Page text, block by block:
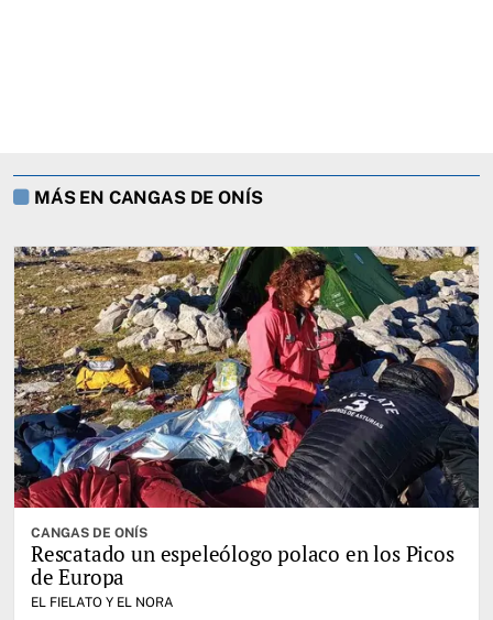
MÁS EN CANGAS DE ONÍS
CANGAS DE ONÍS
Rescatado un espeleólogo polaco en los Picos
de Europa
EL FIELATO Y EL NORA